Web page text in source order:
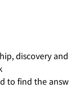
discovery and
to find the answ